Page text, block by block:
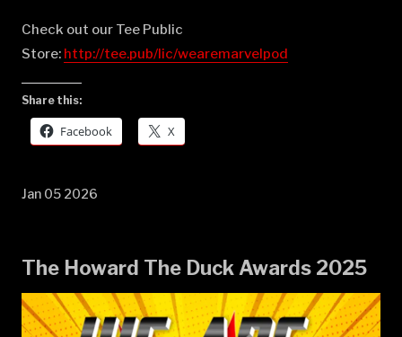
Check out our Tee Public
Store: ⁠⁠⁠⁠⁠⁠⁠⁠⁠⁠⁠⁠⁠⁠⁠⁠⁠⁠⁠⁠⁠⁠⁠⁠⁠⁠⁠⁠⁠⁠⁠⁠⁠⁠⁠⁠⁠⁠⁠⁠⁠⁠⁠⁠⁠⁠⁠⁠⁠⁠⁠⁠⁠⁠⁠⁠⁠⁠⁠⁠⁠⁠⁠http://tee.pub/lic/wearemarvelpod⁠
Share this:
Facebook X
Jan 05 2026
The Howard The Duck Awards 2025